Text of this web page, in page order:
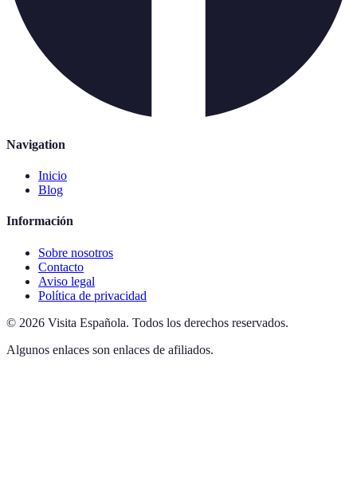
Navigation
Inicio
Blog
Información
Sobre nosotros
Contacto
Aviso legal
Política de privacidad
© 2026 Visita Española. Todos los derechos reservados.
Algunos enlaces son enlaces de afiliados.